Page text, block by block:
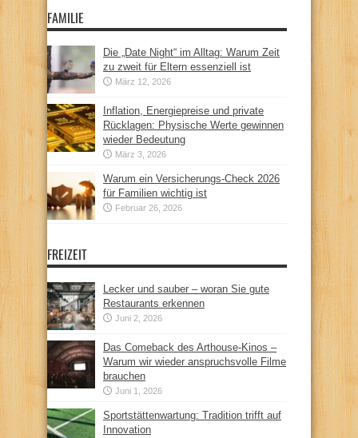
FAMILIE
Die „Date Night“ im Alltag: Warum Zeit
zu zweit für Eltern essenziell ist
März 12, 2026
Inflation, Energiepreise und private
Rücklagen: Physische Werte gewinnen
wieder Bedeutung
März 3, 2026
Warum ein Versicherungs-Check 2026
für Familien wichtig ist
Februar 26, 2026
FREIZEIT
Lecker und sauber – woran Sie gute
Restaurants erkennen
Juni 2, 2026
Das Comeback des Arthouse-Kinos –
Warum wir wieder anspruchsvolle Filme
brauchen
Juni 1, 2026
Sportstättenwartung: Tradition trifft auf
Innovation